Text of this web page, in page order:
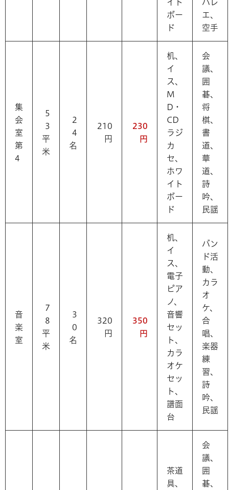
イト
ボー
ド
バレ
エ、
空手
集
会
室
第
4
5
3
平
米
2
4
名
210
円
230
円
机、
イ
ス、
M
D・
CD
ラジ
カ
セ、
ホワ
イト
ボー
ド
会
議、
囲
碁、
将
棋、
書
道、
華
道、
詩
吟、
民謡
音
楽
室
7
8
平
米
3
0
名
320
円
350
円
机、
イ
ス、
電子
ピア
ノ、
音響
セッ
ト、
カラ
オケ
セッ
ト、
譜面
台
バン
ド活
動、
カラ
オ
ケ、
合
唱、
楽器
練
習、
詩
吟、
民謡
茶道
具、
会
議、
囲
碁、